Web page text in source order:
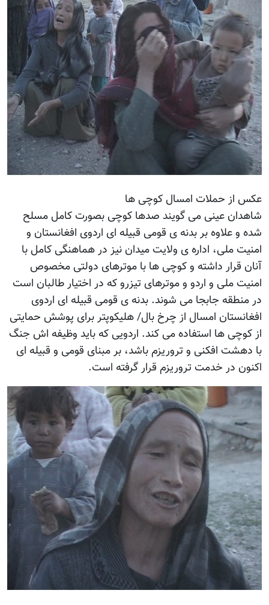
عکس از حملات امسال کوچی ها
شاهدان عینی می گویند صدها کوچی بصورت کامل مسلح
شده و علاوه بر بدنه ی قومی قبیله ای اردوی افغانستان و
امنیت ملی، اداره ی ولایت میدان نیز در هماهنگی کامل با
آنان قرار داشته و کوچی ها با موترهای دولتی مخصوص
امنیت ملی و اردو و موترهای تیزرو که در اختیار طالبان است
در منطقه جابجا می شوند. بدنه ی قومی قبیله ای اردوی
افغانستان امسال از چرخ بال/ هلیکوپتر برای پوشش حمایتی
از کوچی ها استفاده می کند. اردویی که باید وظیفه اش جنگ
با دهشت افکنی و تروریزم باشد، بر مبنای قومی و قبیله ای
اکنون در خدمت تروریزم قرار گرفته است.